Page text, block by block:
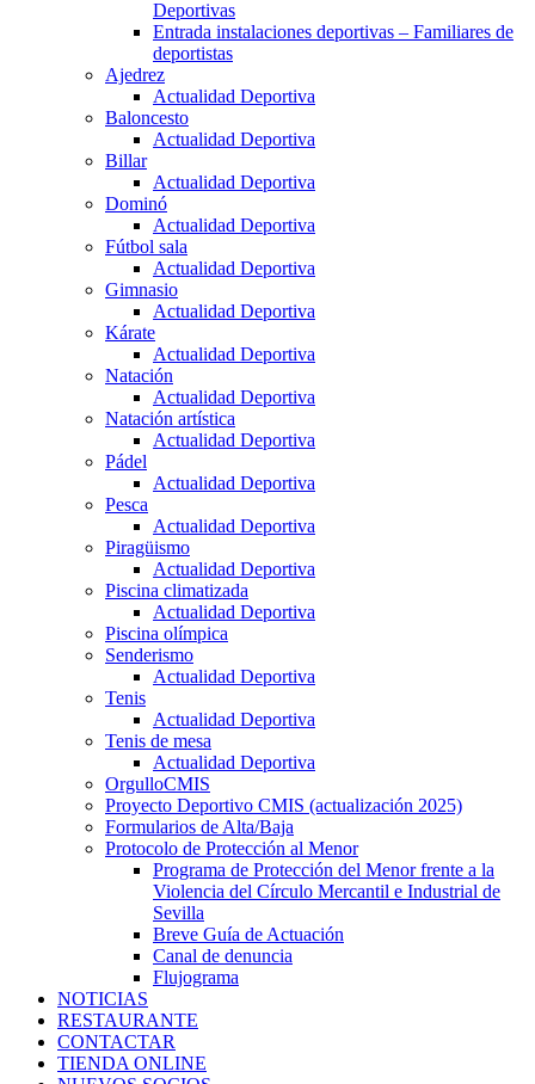
Deportivas
Entrada instalaciones deportivas – Familiares de
deportistas
Ajedrez
Actualidad Deportiva
Baloncesto
Actualidad Deportiva
Billar
Actualidad Deportiva
Dominó
Actualidad Deportiva
Fútbol sala
Actualidad Deportiva
Gimnasio
Actualidad Deportiva
Kárate
Actualidad Deportiva
Natación
Actualidad Deportiva
Natación artística
Actualidad Deportiva
Pádel
Actualidad Deportiva
Pesca
Actualidad Deportiva
Piragüismo
Actualidad Deportiva
Piscina climatizada
Actualidad Deportiva
Piscina olímpica
Senderismo
Actualidad Deportiva
Tenis
Actualidad Deportiva
Tenis de mesa
Actualidad Deportiva
OrgulloCMIS
Proyecto Deportivo CMIS (actualización 2025)
Formularios de Alta/Baja
Protocolo de Protección al Menor
Programa de Protección del Menor frente a la
Violencia del Círculo Mercantil e Industrial de
Sevilla
Breve Guía de Actuación
Canal de denuncia
Flujograma
NOTICIAS
RESTAURANTE
CONTACTAR
TIENDA ONLINE